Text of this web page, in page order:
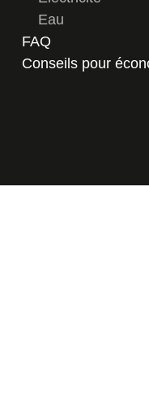
Eau
FAQ
Conseils pour